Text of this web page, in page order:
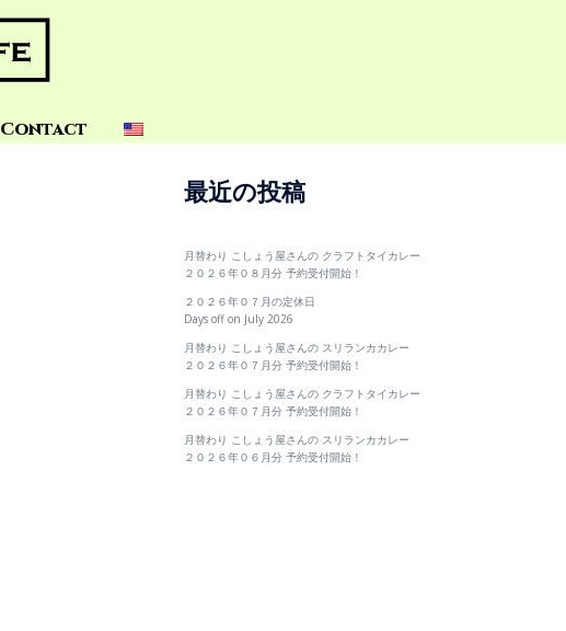
Contact
最近の投稿
月替わり こしょう屋さんの クラフトタイカレー
２０２６年０８月分 予約受付開始！
２０２６年０７月の定休日
Days off on July 2026
月替わり こしょう屋さんの スリランカカレー
２０２６年０７月分 予約受付開始！
月替わり こしょう屋さんの クラフトタイカレー
２０２６年０７月分 予約受付開始！
月替わり こしょう屋さんの スリランカカレー
２０２６年０６月分 予約受付開始！